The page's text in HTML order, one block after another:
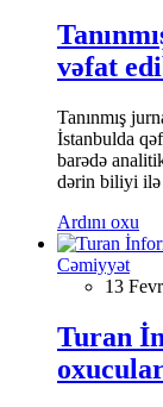
vəfat
Tanınmış
İstanbulda
barədə
dərin biliyi ilə
Ardını oxu
Cəmiyyət
13
Turan